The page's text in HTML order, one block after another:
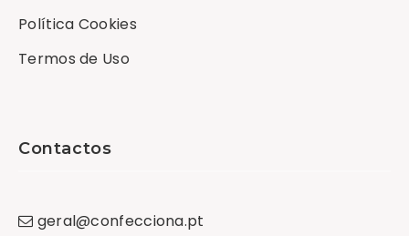
Política Cookies
Termos de Uso
Contactos
geral@confecciona.pt